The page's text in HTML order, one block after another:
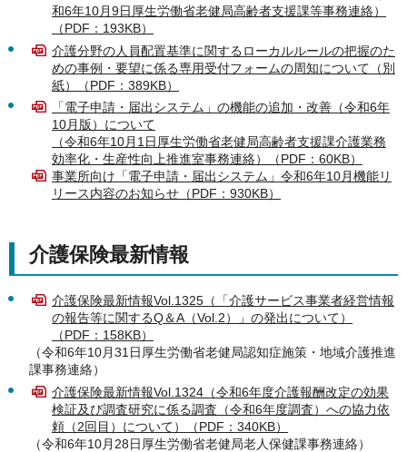
和6年10月9日厚生労働省老健局高齢者支援課等事務連絡）
（PDF：193KB）
介護分野の人員配置基準に関するローカルルールの把握のた
めの事例・要望に係る専用受付フォームの周知について（別
紙）（PDF：389KB）
「電子申請・届出システム」の機能の追加・改善（令和6年
10月版）について
（令和6年10月1日厚生労働省老健局高齢者支援課介護業務
効率化・生産性向上推進室事務連絡）（PDF：60KB）
事業所向け「電子申請・届出システム」令和6年10月機能リ
リース内容のお知らせ（PDF：930KB）
介護保険最新情報
介護保険最新情報Vol.1325（「介護サービス事業者経営情報
の報告等に関するQ＆A（Vol.2）」の発出について）
（PDF：158KB）
（令和6年10月31日厚生労働省老健局認知症施策・地域介護推進
課事務連絡）
介護保険最新情報Vol.1324（令和6年度介護報酬改定の効果
検証及び調査研究に係る調査（令和6年度調査）への協力依
頼（2回目）について）（PDF：340KB）
（令和6年10月28日厚生労働省老健局老人保健課事務連絡）